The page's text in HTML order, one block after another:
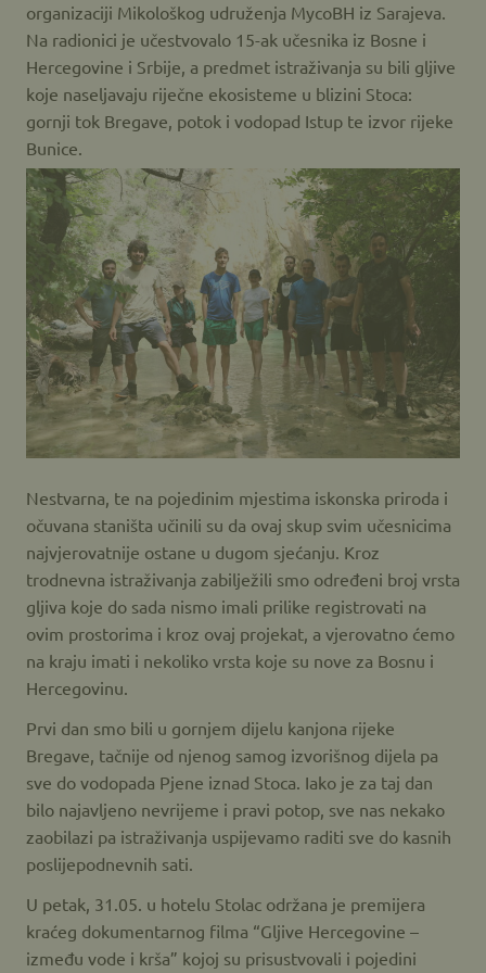
organizaciji Mikološkog udruženja MycoBH iz Sarajeva.
Na radionici je učestvovalo 15-ak učesnika iz Bosne i
Hercegovine i Srbije, a predmet istraživanja su bili gljive
koje naseljavaju riječne ekosisteme u blizini Stoca:
gornji tok Bregave, potok i vodopad Istup te izvor rijeke
Bunice.
Nestvarna, te na pojedinim mjestima iskonska priroda i
očuvana staništa učinili su da ovaj skup svim učesnicima
najvjerovatnije ostane u dugom sjećanju. Kroz
trodnevna istraživanja zabilježili smo određeni broj vrsta
gljiva koje do sada nismo imali prilike registrovati na
ovim prostorima i kroz ovaj projekat, a vjerovatno ćemo
na kraju imati i nekoliko vrsta koje su nove za Bosnu i
Hercegovinu.
Prvi dan smo bili u gornjem dijelu kanjona rijeke
Bregave, tačnije od njenog samog izvorišnog dijela pa
sve do vodopada Pjene iznad Stoca. Iako je za taj dan
bilo najavljeno nevrijeme i pravi potop, sve nas nekako
zaobilazi pa istraživanja uspijevamo raditi sve do kasnih
poslijepodnevnih sati.
U petak, 31.05. u hotelu Stolac održana je premijera
kraćeg dokumentarnog filma “Gljive Hercegovine –
između vode i krša” kojoj su prisustvovali i pojedini